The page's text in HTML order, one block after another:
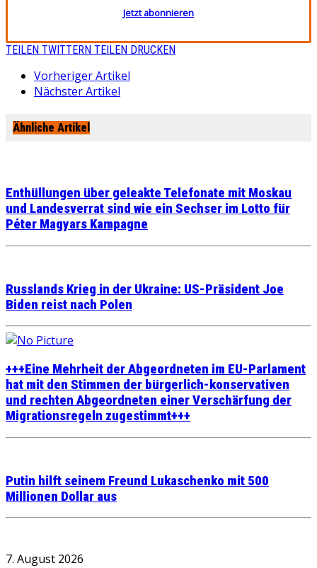
Jetzt abonnieren
TEILEN TWITTERN TEILEN DRUCKEN
Vorheriger Artikel
Nächster Artikel
Ähnliche Artikel
Enthüllungen über geleakte Telefonate mit Moskau
und Landesverrat sind wie ein Sechser im Lotto für
Péter Magyars Kampagne
Russlands Krieg in der Ukraine: US-Präsident Joe
Biden reist nach Polen
+++Eine Mehrheit der Abgeordneten im EU-Parlament
hat mit den Stimmen der bürgerlich-konservativen
und rechten Abgeordneten einer Verschärfung der
Migrationsregeln zugestimmt+++
Putin hilft seinem Freund Lukaschenko mit 500
Millionen Dollar aus
7. August 2026